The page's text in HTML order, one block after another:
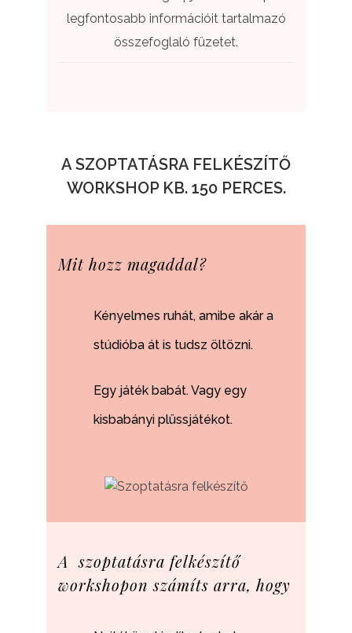
legfontosabb információit tartalmazó
összefoglaló füzetet.
A SZOPTATÁSRA FELKÉSZÍTŐ
WORKSHOP KB. 150 PERCES.
Mit hozz magaddal?
Kényelmes ruhát, amibe akár a
stúdióba át is tudsz öltözni.
Egy játék babát. Vagy egy
kisbabányi plüssjátékot.
A szoptatásra felkészítő
workshopon számíts arra, hogy